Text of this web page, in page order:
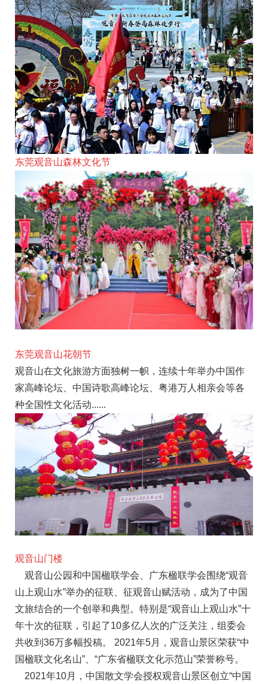
东莞观音山森林文化节
东莞观音山花朝节
观音山在文化旅游方面独树一帜，连续十年举办中国作
家高峰论坛、中国诗歌高峰论坛、粤港万人相亲会等各
种全国性文化活动......
观音山门楼
观音山公园和中国楹联学会、广东楹联学会围绕“观音
山上观山水”举办的征联、征观音山赋活动，成为了中国
文旅结合的一个创举和典型。特别是“观音山上观山水”十
年十次的征联，引起了10多亿人次的广泛关注，组委会
共收到36万多幅投稿。 2021年5月，观音山景区荣获“中
国楹联文化名山”、“广东省楹联文化示范山”荣誉称号。
2021年10月，中国散文学会授权观音山景区创立“中国